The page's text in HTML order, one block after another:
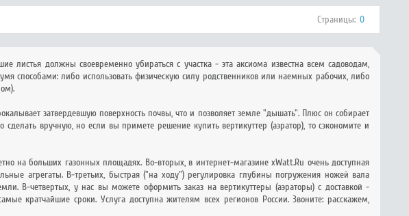
Страницы: 0
листья должны своевременно убираться с участка - эта аксиома известна всем садоводам,
способами: либо использовать физическую силу родственников или наемных рабочих, либо
затвердевшую поверхность почвы, что и позволяет земле "дышать". Плюс он собирает
вручную, но если вы примете решение купить вертикуттер (аэратор), то сэкономите и
на больших газонных площадях. Во-вторых, в интернет-магазине xWatt.Ru очень доступная
агрегаты. В-третьих, быстрая ("на ходу") регулировка глубины погружения ножей вала
В-четвертых, у нас вы можете оформить заказ на вертикуттеры (аэраторы) с доставкой -
кратчайшие сроки. Услуга доступна жителям всех регионов России. Звоните: расскажем,